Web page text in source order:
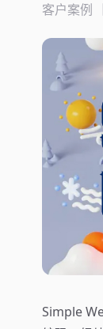
客户案例
Simple